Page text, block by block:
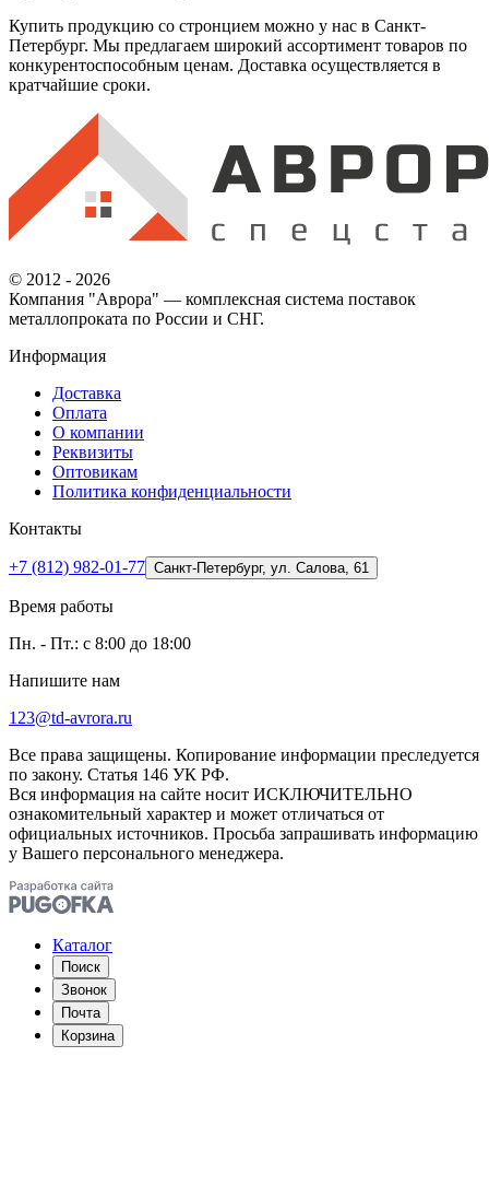
Купить продукцию со стронцием можно у нас в Санкт-
Петербург. Мы предлагаем широкий ассортимент товаров по
конкурентоспособным ценам. Доставка осуществляется в
кратчайшие сроки.
© 2012 - 2026
Компания "Аврора" — комплексная система поставок
металлопроката по России и СНГ.
Информация
Доставка
Оплата
О компании
Реквизиты
Оптовикам
Политика конфиденциальности
Контакты
+7 (812) 982-01-77 Санкт-Петербург, ул. Салова, 61
Время работы
Пн. - Пт.: с 8:00 до 18:00
Напишите нам
123@td-avrora.ru
Все права защищены. Копирование информации преследуется
по закону. Статья 146 УК РФ.
Вся информация на сайте носит ИСКЛЮЧИТЕЛЬНО
ознакомительный характер и может отличаться от
официальных источников. Просьба запрашивать информацию
у Вашего персонального менеджера.
Каталог
Поиск
Звонок
Почта
Корзина